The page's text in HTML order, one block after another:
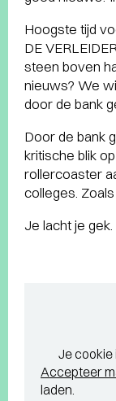
Hoogste tijd
DE
steen boven
nieuws? We
door de bank
Door de bank
kritische blik
rollercoaster
colleges. Zoals
Je lacht je gek.
Je cookie
Accepteer
laden.